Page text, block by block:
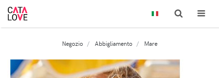
Negozio Abbigliamento Mare